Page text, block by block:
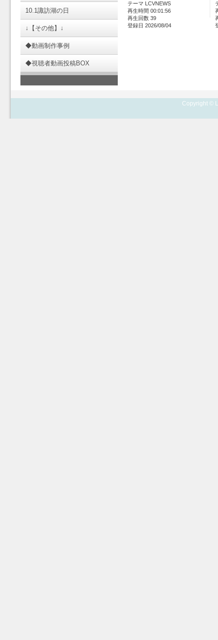
10.1諏訪湖の日
↓【その他】↓
◆動画制作事例
◆視聴者動画投稿BOX
テーマ LCVNEWS
再生時間 00:01:56
再生回数 39
登録日 2026/08/04
Copyright ©